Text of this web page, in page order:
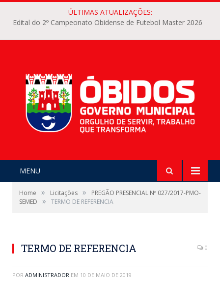
ÚLTIMAS ATUALIZAÇÕES:
Edital do 2º Campeonato Obidense de Futebol Master 2026
MENU
Home » Licitações »
PREGÃO PRESENCIAL Nº 027/2017-PMO-
SEMED
» TERMO DE REFERENCIA
TERMO DE REFERENCIA 0
POR ADMINISTRADOR EM 10 DE MAIO DE 2019